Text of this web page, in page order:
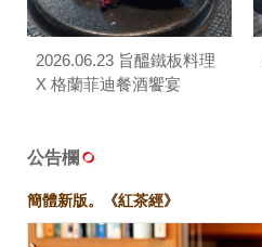
2026.06.23 旨醞鐵板料理
X 格蘭菲迪餐酒饗宴
公告欄
簡體新版。《紅茶經》